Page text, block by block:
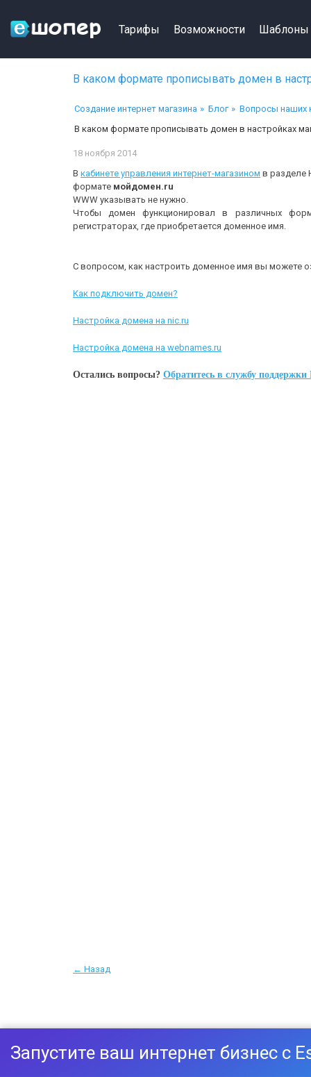
Тарифы Возможности Шаблоны
В каком формате прописывать домен в
Создание интернет магазина Блог
Вопросы наших
В каком формате прописывать домен в настройках
18 ноября 2014
Вкабинете управления интернет-магазином в разделе
формате мойдомен.ru
WWW указывать не нужно.
Чтобы домен функционировал в различных
регистраторах, где приобретается доменное имя.
С вопросом, как настроить доменное имя вы можете
Как подключить домен?
Настройка домена на nic.ru
Настройка домена на webnames.ru
Остались вопросы? Обратитесь в службу поддержки
← Назад
Запустите ваш интернет бизнес с